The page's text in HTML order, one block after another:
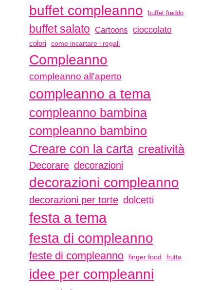
buffet compleanno buffet freddo
buffet salato Cartoons cioccolato
colori come incartare i regali
Compleanno
compleanno all'aperto
compleanno a tema
compleanno bambina
compleanno bambino
Creare con la carta creatività
Decorare decorazioni
decorazioni compleanno
decorazioni per torte dolcetti
festa a tema
festa di compleanno
feste di compleanno finger food frutta
idee per compleanni